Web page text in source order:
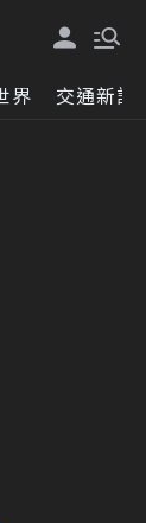
界 交通新訊